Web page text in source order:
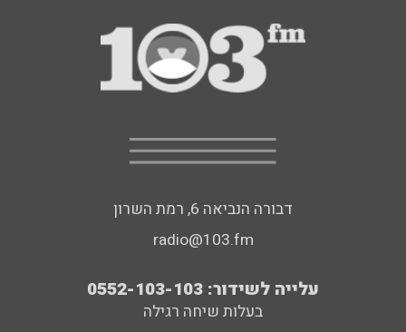
דבורה הנביאה 6, רמת השרון
radio@103.fm
עלייה לשידור: 0552-103-103
בעלות שיחה רגילה